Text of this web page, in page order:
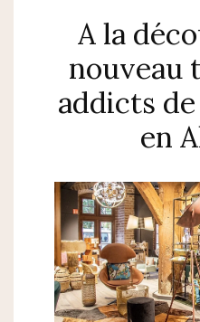
A la
nouveau
addicts
en